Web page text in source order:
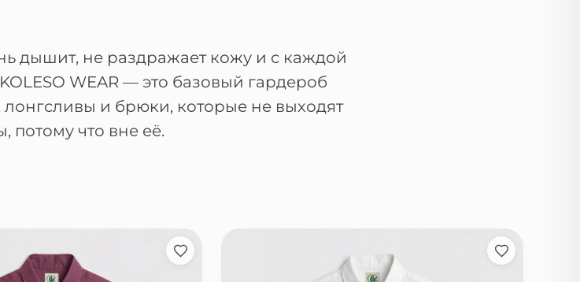
дышит, не раздражает кожу и с каждой
WEAR — это базовый гардероб
и брюки, которые не выходят
потому что вне её.